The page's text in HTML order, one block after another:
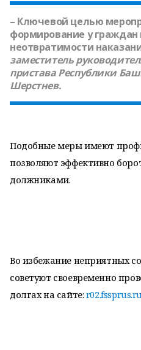
– Ключевой целью
формирование у
неотвратимости
заместитель
пристава Республики
Шерстнев.
Подобные меры имеют
позволяют эффективно
должниками.
Во избежание неприятных
советуют своевременно
долгах на сайте: